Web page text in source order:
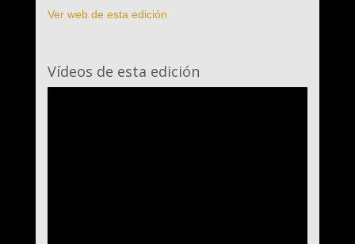
Ver web de esta edición
Vídeos de esta edición